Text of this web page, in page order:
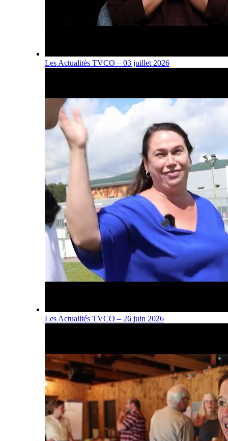
Les Actualités TVCO – 03 juillet 2026
Les Actualités TVCO – 26 juin 2026